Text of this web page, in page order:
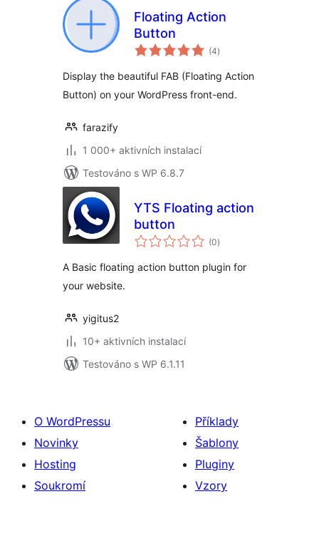
Floating Action
Button
(4celkové
hodnocení
)
Display the beautiful FAB (Floating Action
Button) on your WordPress front-end.
farazify
1 000+ aktivních instalací
Testováno s WP 6.8.7
YTS Floating action
button
(0celkové
hodnocení
)
A Basic floating action button plugin for
your website.
yigitus2
10+ aktivních instalací
Testováno s WP 6.1.11
O WordPressu
Novinky
Hosting
Soukromí
Příklady
Šablony
Pluginy
Vzory